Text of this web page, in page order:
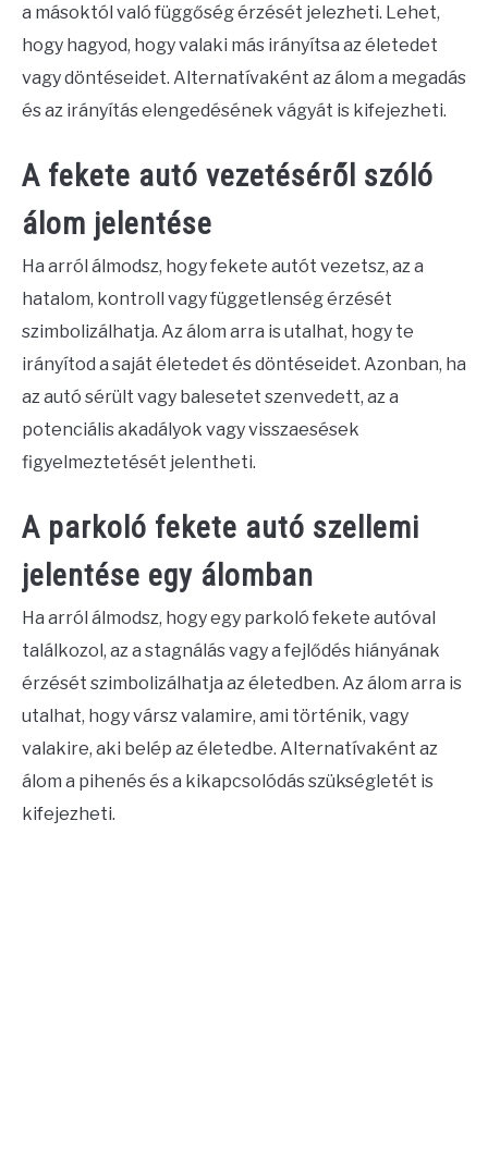
a másoktól való függőség érzését jelezheti. Lehet,
hogy hagyod, hogy valaki más irányítsa az életedet
vagy döntéseidet. Alternatívaként az álom a megadás
és az irányítás elengedésének vágyát is kifejezheti.
A fekete autó vezetéséről szóló
álom jelentése
Ha arról álmodsz, hogy fekete autót vezetsz, az a
hatalom, kontroll vagy függetlenség érzését
szimbolizálhatja. Az álom arra is utalhat, hogy te
irányítod a saját életedet és döntéseidet. Azonban, ha
az autó sérült vagy balesetet szenvedett, az a
potenciális akadályok vagy visszaesések
figyelmeztetését jelentheti.
A parkoló fekete autó szellemi
jelentése egy álomban
Ha arról álmodsz, hogy egy parkoló fekete autóval
találkozol, az a stagnálás vagy a fejlődés hiányának
érzését szimbolizálhatja az életedben. Az álom arra is
utalhat, hogy vársz valamire, ami történik, vagy
valakire, aki belép az életedbe. Alternatívaként az
álom a pihenés és a kikapcsolódás szükségletét is
kifejezheti.